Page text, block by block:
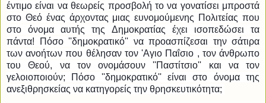
έντιμο είναι να θεωρείς προσβολή το να γονατίσει μπροστά
στο Θεό ένας άρχοντας μιας ευνομούμενης Πολιτείας που
στο όνομα αυτής της Δημοκρατίας έχει ισοπεδώσει τα
πάντα! Πόσο ''δημοκρατικό'' να προασπίζεσαι την σάτιρα
των ανοήτων που θέλησαν τον 'Αγιο Παΐσιο , τον άνθρωπο
του Θεού, να τον ονομάσουν ''Παστίτσιο'' και να τον
γελοιοποιούν; Πόσο ''δημοκρατικό'' είναι στο όνομα της
ανεξιθρησκείας να κατηγορείς την θρησκευτικότητα;